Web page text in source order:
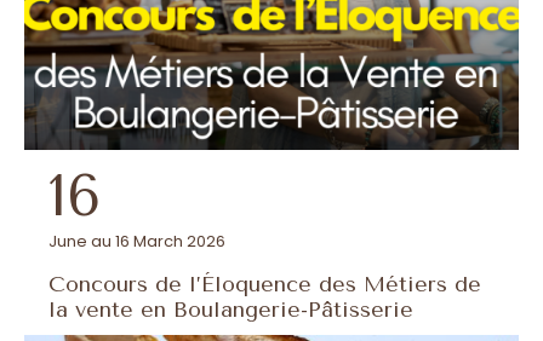
16
June au 16 March 2026
Concours de l’Éloquence des Métiers de
la vente en Boulangerie-Pâtisserie